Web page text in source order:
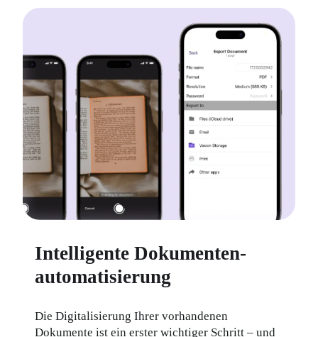
Intelligente Dokumenten-
automatisierung
Die Digitalisierung Ihrer vorhandenen
Dokumente ist ein erster wichtiger Schritt – und